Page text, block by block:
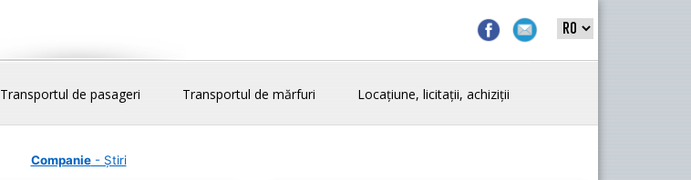
Transportul de pasageri Transportul de mărfuri Locațiune, licitații, achiziții
Companie- Știri